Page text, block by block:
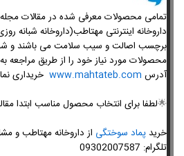
تمامی محصولات معرفی شده در مقالات
داروخانه اینترنتی مهتاطب(داروخانه شبانه
برچسب اصالت و سیب سلامت می باشند و شما
محصولات مورد نیاز خود را از طریق مراجعه
آدرس www.mahtateb.com خریداری
🌟لطفا برای انتخاب محصول مناسب ابتدا
خرید پماد سوختگی از داروخانه مهتاطب و
تلگرام: 09302007587